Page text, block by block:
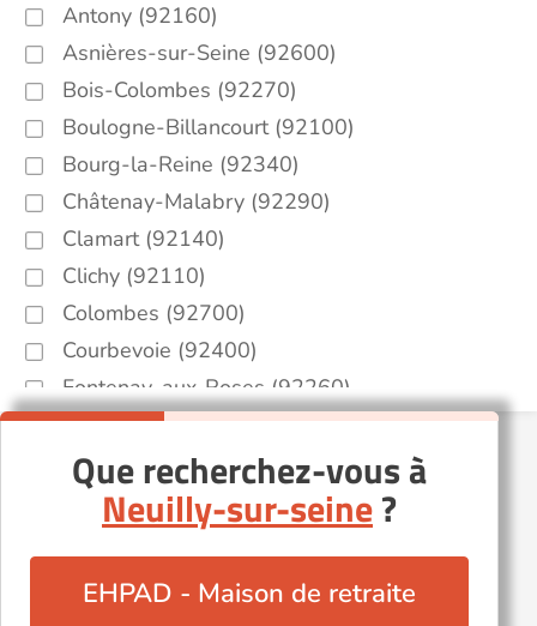
Antony (92160)
Asnières-sur-Seine (92600)
Bois-Colombes (92270)
Boulogne-Billancourt (92100)
Bourg-la-Reine (92340)
Châtenay-Malabry (92290)
Clamart (92140)
Clichy (92110)
Colombes (92700)
Courbevoie (92400)
Fontenay-aux-Roses (92260)
Gennevilliers (92230)
Issy-les-Moulineaux (92130)
Levallois-Perret (92300)
Puteaux (92800)
Saint-Cloud (92210)
Que recherchez-vous à
Neuilly-sur-seine?
EHPAD - Maison de retraite